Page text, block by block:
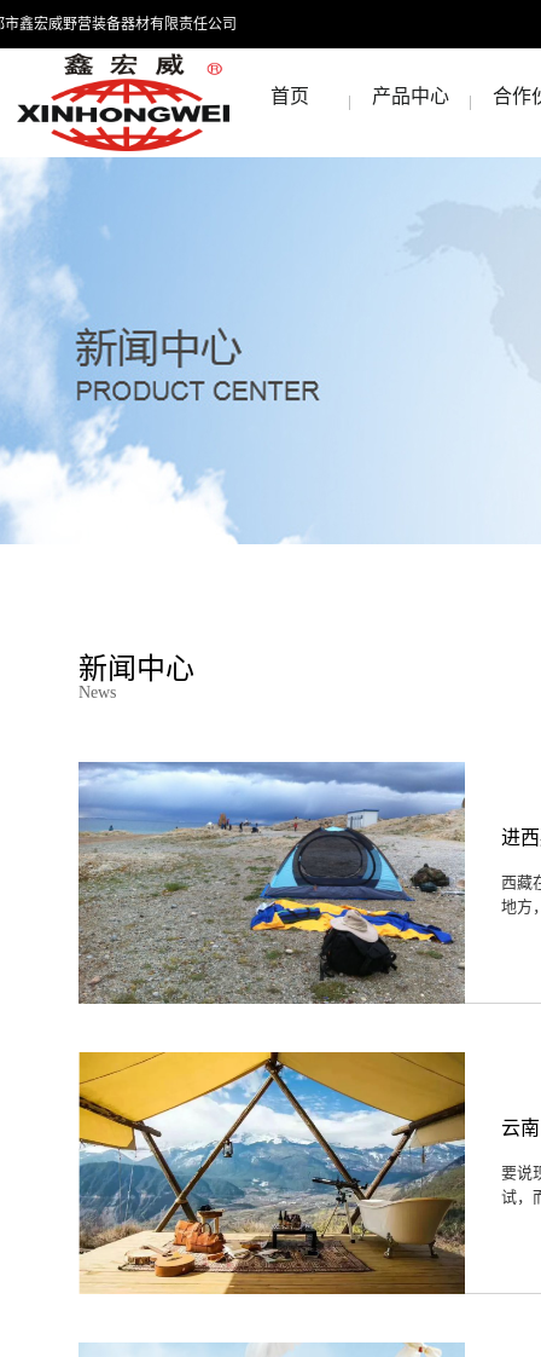
市鑫宏威野营装备器材有限责任公司
首页 产品中心 合作
新闻中心
News
进
西藏
地方
云
要说
试，